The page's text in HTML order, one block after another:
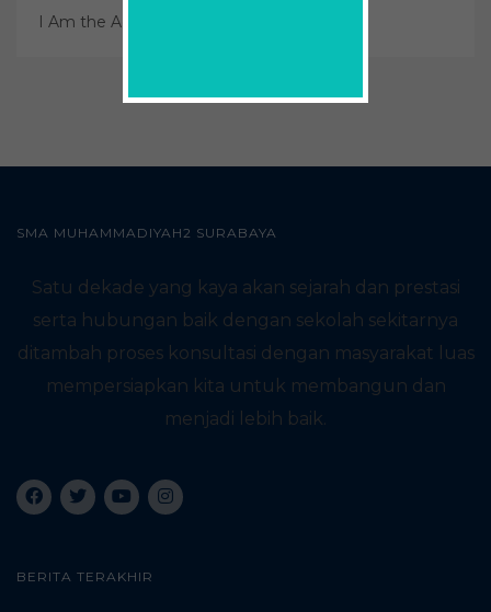
I Am the Admin
SMA MUHAMMADIYAH2 SURABAYA
Satu dekade yang kaya akan sejarah dan prestasi
serta hubungan baik dengan sekolah sekitarnya
ditambah proses konsultasi dengan masyarakat luas
mempersiapkan kita untuk membangun dan
menjadi lebih baik.
BERITA TERAKHIR